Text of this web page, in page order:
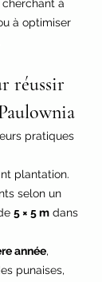
à
à optimiser
réussir
pratiques
plantation.
selon un
5 × 5 m dans
année,
punaises,